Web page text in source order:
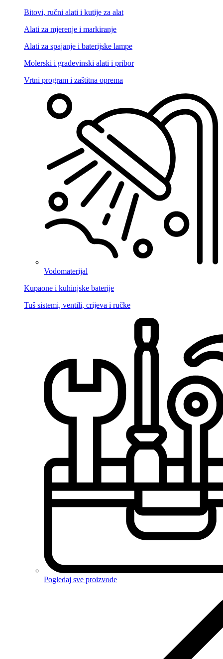
Bitovi, ručni alati i kutije za alat
Alati za mjerenje i markiranje
Alati za spajanje i baterijske lampe
Molerski i građevinski alati i pribor
Vrtni program i zaštitna oprema
Vodomaterijal
Kupaone i kuhinjske baterije
Tuš sistemi, ventili, crijeva i ručke
Pogledaj sve proizvode